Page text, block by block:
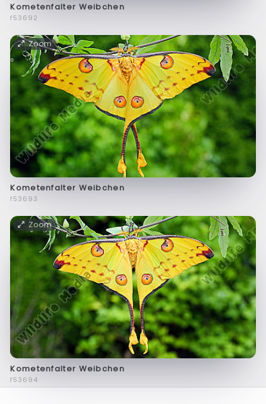
Kometenfalter Weibchen
f53692
Zoom
Kometenfalter Weibchen
f53693
Zoom
Kometenfalter Weibchen
f53694